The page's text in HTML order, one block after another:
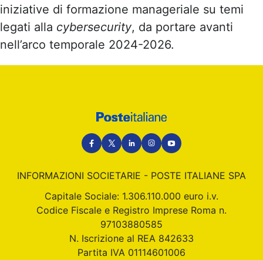
iniziative di formazione manageriale su temi
legati alla cybersecurity, da portare avanti
nell’arco temporale 2024-2026.
INFORMAZIONI SOCIETARIE - POSTE ITALIANE SPA
Capitale Sociale: 1.306.110.000 euro i.v.
Codice Fiscale e Registro Imprese Roma n.
97103880585
N. Iscrizione al REA 842633
Partita IVA 01114601006